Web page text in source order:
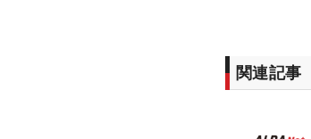
関連記事